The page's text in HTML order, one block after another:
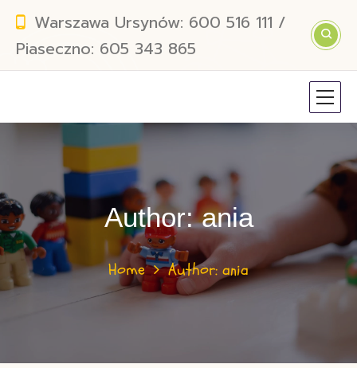
Warszawa Ursynów: 600 516 111 /
Piaseczno: 605 343 865
Author: ania
Home Author: ania